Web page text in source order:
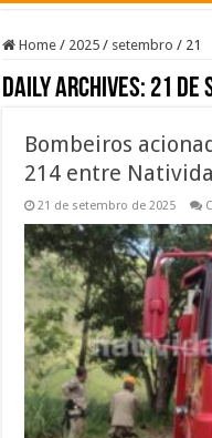
Home / 2025 / setembro / 21
Daily Archives: 21 de
Bombeiros
214 entre
21 de setembro de 2025